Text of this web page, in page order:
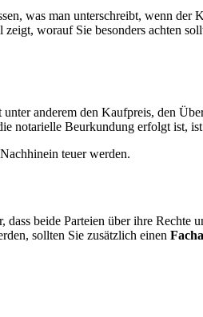
was man unterschreibt, wenn der
worauf Sie besonders achten
anderem den Kaufpreis, den
notarielle Beurkundung erfolgt ist,
teuer werden.
beide Parteien über ihre Rechte
sollten Sie zusätzlich einen